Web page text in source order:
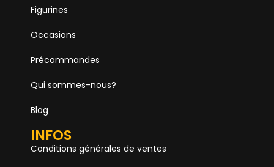
Figurines
Occasions
Précommandes
Qui sommes-nous?
Blog
INFOS
Conditions générales de ventes